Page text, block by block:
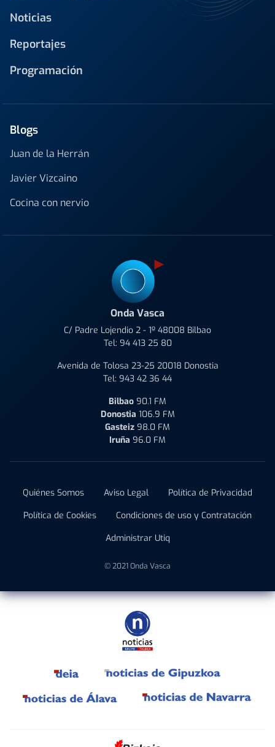
Noticias
Reportajes
Programación
Blogs
Juan de la Herrán
Javier Vizcaino
Cocina con nervio
Onda Vasca
C/ Padre Lojendio 2 - 1º 48008 Bilbao
Tel: 94 413 25 80
Avenida de Tolosa 23-25 20018 Donostia
Tel: 943 42 36 44
Bilbao 90.1 FM
Donostia 106.9 FM
Gasteiz 98.0 FM
Iruña 96.0 FM
Quiénes Somos Aviso Legal
Política de Privacidad
Política de Cookies
Condiciones de uso y Contratación
Administrar Utiq
© 2021 Onda Vasca